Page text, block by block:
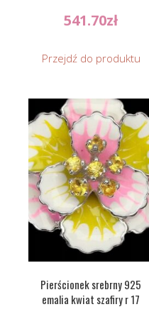
541.70zł
Przejdź do produktu
Pierścionek srebrny 925
emalia kwiat szafiry r 17